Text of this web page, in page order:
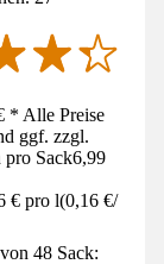
* Alle Preise
ggf. zzgl.
pro Sack6,99
€ pro l(0,16 €/
48 Sack: